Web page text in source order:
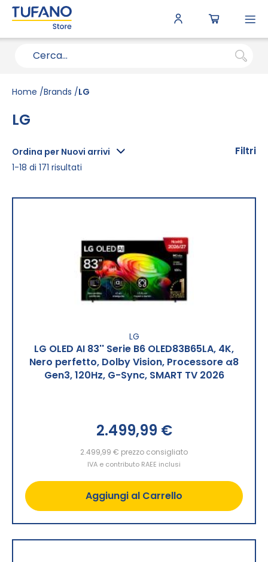
Home Brands LG
LG
Ordina per Nuovi arrivi
1-18 di 171 risultati
LG
LG OLED AI 83'' Serie B6 OLED83B65LA, 4K,
Nero perfetto, Dolby Vision, Processore α8
Gen3, 120Hz, G-Sync, SMART TV 2026
2.499,99 €
2.499,99 € prezzo consigliato
IVA e contributo RAEE inclusi
Aggiungi al Carrello
Filtri